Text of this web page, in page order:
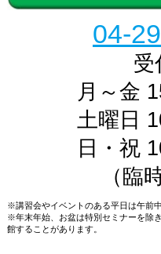
04-
受
月～金
土曜日
日・祝
（臨
※講習会やイベントのある平日は午前
※年末年始、お盆は特別セミナーを除
館することがあります。